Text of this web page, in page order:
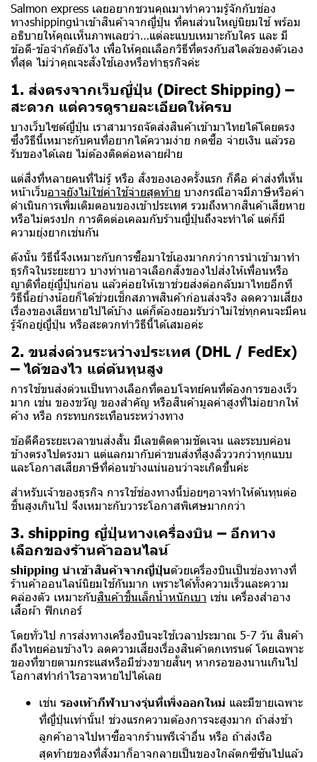
Salmon express เลยอยากชวนคุณมาทำความรู้จักกับช่อง
ทางshippingนําเข้าสินค้าจากญี่ปุ่น ที่คนส่วนใหญ่นิยมใช้ พร้อม
อธิบายให้คุณเห็นภาพเลยว่า…แต่ละแบบเหมาะกับใคร และ มี
ข้อดี-ข้อจำกัดยังไง เพื่อให้คุณเลือกวิธีที่ตรงกับสไตล์ของตัวเอง
ที่สุด ไม่ว่าคุณจะสั่งใช้เองหรือทำธุรกิจค่ะ
1. ส่งตรงจากเว็บญี่ปุ่น (Direct Shipping) –
สะดวก แต่ควรดูรายละเอียดให้ครบ
บางเว็บไซต์ญี่ปุ่น เราสามารถจัดส่งสินค้าเข้ามาไทยได้โดยตรง
ซึ่งวิธีนี้เหมาะกับคนที่อยากได้ความง่าย กดซื้อ จ่ายเงิน แล้วรอ
รับของได้เลย ไม่ต้องติดต่อหลายฝ่าย
แต่สิ่งที่หลายคนที่ไม่รู้ หรือ สั่งของเองครั้งแรก ก็คือ ค่าส่งที่เห็น
หน้าเว็บอาจยังไม่ใช่ค่าใช้จ่ายสุดท้าย บางกรณีอาจมีภาษีหรือค่า
ดำเนินการเพิ่มเติมตอนของเข้าประเทศ รวมถึงหากสินค้าเสียหาย
หรือไม่ตรงปก การติดต่อเคลมกับร้านญี่ปุ่นถึงจะทำได้ แต่ก็มี
ความยุ่งยากเช่นกัน
ดังนั้น วิธีนี้จึงเหมาะกับการซื้อมาใช้เองมากกว่าการนำเข้ามาทำ
ธุรกิจในระยะยาว บางท่านอาจเลือกสั่งของไปส่งให้เพื่อนหรือ
ญาติที่อยู่ญี่ปุ่นก่อน แล้วค่อยให้เขาช่วยส่งต่อกลับมาไทยอีกที
วิธีนี้อย่างน้อยก็ได้ช่วยเช็กสภาพสินค้าก่อนส่งจริง ลดความเสี่ยง
เรื่องของเสียหายไปได้บ้าง แต่ก็ต้องยอมรับว่าไม่ใช่ทุกคนจะมีคน
รู้จักอยู่ญี่ปุ่น หรือสะดวกทำวิธีนี้ได้เสมอค่ะ
2. ขนส่งด่วนระหว่างประเทศ (DHL / FedEx)
– ได้ของไว แต่ต้นทุนสูง
การใช้ขนส่งด่วนเป็นทางเลือกที่ตอบโจทย์คนที่ต้องการของเร็ว
มาก เช่น ของขวัญ ของสำคัญ หรือสินค้ามูลค่าสูงที่ไม่อยากให้
ค้าง หรือ กระทบกระเทือนระหว่างทาง
ข้อดีคือระยะเวลาขนส่งสั้น มีเลขติดตามชัดเจน และระบบค่อน
ข้างตรงไปตรงมา แต่แลกมากับค่าขนส่งที่สูงลิ่วววกว่าทุกแบบ
และโอกาสเสียภาษีที่ค่อนข้างแน่นอนว่าจะเกิดขึ้นค่ะ
สำหรับเจ้าของธุรกิจ การใช้ช่องทางนี้บ่อยๆอาจทำให้ต้นทุนต่อ
ชิ้นสูงเกินไป จึงเหมาะกับวาระโอกาสพิเศษมากกว่า
3. shipping ญี่ปุ่นทางเครื่องบิน – อีกทาง
เลือกของร้านค้าออนไลน์
shipping นําเข้าสินค้าจากญี่ปุ่นด้วยเครื่องบินเป็นช่องทางที่
ร้านค้าออนไลน์นิยมใช้กันมาก เพราะได้ทั้งความเร็วและความ
คล่องตัว เหมาะกับสินค้าชิ้นเล็กน้ำหนักเบา เช่น เครื่องสำอาง
เสื้อผ้า ฟิกเกอร์
โดยทั่วไป การส่งทางเครื่องบินจะใช้เวลาประมาณ 5-7 วัน สินค้า
ถึงไทยค่อนข้างไว ลดความเสี่ยงเรื่องสินค้าตกเทรนด์ โดยเฉพาะ
ของที่ขายตามกระแสหรือมีช่วงขายสั้นๆ หากรอของนานเกินไป
โอกาสทำกำไรอาจหายไปได้เลย
เช่น รองเท้ากีฬาบางรุ่นที่เพิ่งออกใหม่ และมีขายเฉพาะ
ที่ญี่ปุ่นเท่านั้น! ช่วงแรกความต้องการจะสูงมาก ถ้าส่งช้า
ลูกค้าอาจไปหาซื้อจากร้านพรีเจ้าอื่น หรือ ถ้าส่งเรือ
สุดท้ายของที่สั่งมาก็อาจกลายเป็นของใกล้ตกซีซันไปแล้ว